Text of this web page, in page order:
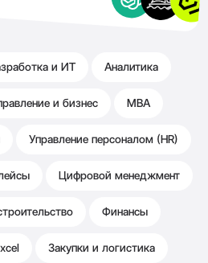
и ИТ Аналитика
и бизнес MBA
Управление персоналом (HR)
Цифровой менеджмент
Финансы
Закупки и логистика